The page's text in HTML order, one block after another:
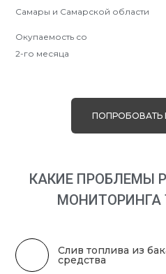
Самары и Самарской области
Окупаемость со
2-го месяца
ПОПРОБОВАТЬ
КАКИЕ ПРОБЛЕМЫ
МОНИТОРИНГА
Слив топлива из
средства